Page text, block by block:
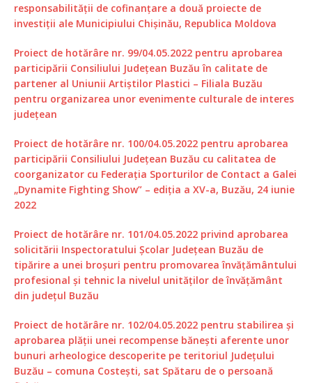
responsabilității de cofinanțare a două proiecte de
investiții ale Municipiului Chișinău, Republica Moldova
Proiect de hotărâre nr. 99/04.05.2022 pentru aprobarea
participării Consiliului Județean Buzău în calitate de
partener al Uniunii Artiștilor Plastici – Filiala Buzău
pentru organizarea unor evenimente culturale de interes
județean
Proiect de hotărâre nr. 100/04.05.2022 pentru aprobarea
participării Consiliului Județean Buzău cu calitatea de
coorganizator cu Federația Sporturilor de Contact a Galei
„Dynamite Fighting Show” – ediția a XV-a, Buzău, 24 iunie
2022
Proiect de hotărâre nr. 101/04.05.2022 privind aprobarea
solicitării Inspectoratului Școlar Județean Buzău de
tipărire a unei broșuri pentru promovarea învățământului
profesional și tehnic la nivelul unităților de învățământ
din județul Buzău
Proiect de hotărâre nr. 102/04.05.2022 pentru stabilirea și
aprobarea plății unei recompense bănești aferente unor
bunuri arheologice descoperite pe teritoriul Județului
Buzău – comuna Costești, sat Spătaru de o persoană